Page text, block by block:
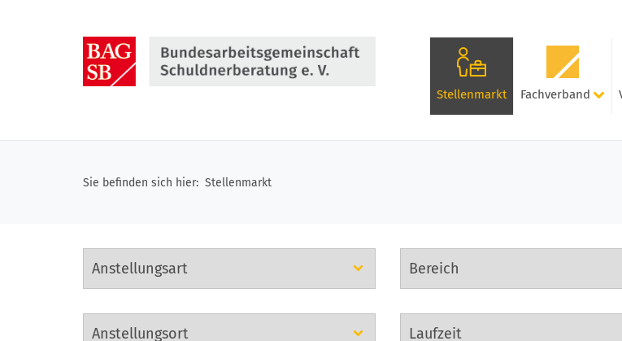
Stellenmarkt Fachverband
Sie befinden sich hier: Stellenmarkt
Anstellungsart
Bereich
Anstellungsort
Laufzeit